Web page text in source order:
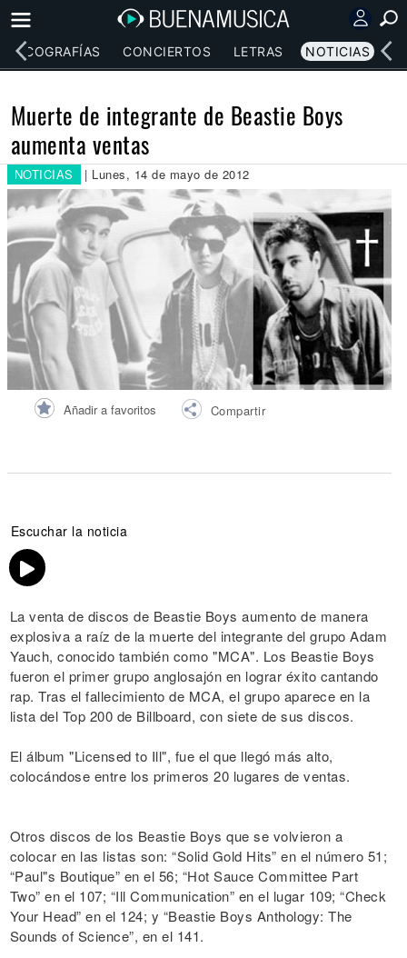
DISCOGRAFÍAS CONCIERTOS LETRAS NOTICIAS
Muerte de integrante de Beastie Boys
aumenta ventas
NOTICIAS | Lunes, 14 de mayo de 2012
Añadir a favoritos Compartir
Escuchar la noticia
La venta de discos de Beastie Boys aumento de manera
explosiva a raíz de la muerte del integrante del grupo Adam
Yauch, conocido también como "MCA". Los Beastie Boys
fueron el primer grupo anglosajón en lograr éxito cantando
rap. Tras el fallecimiento de MCA, el grupo aparece en la
lista del Top 200 de Billboard, con siete de sus discos.
El álbum "Licensed to Ill", fue el que llegó más alto,
colocándose entre los primeros 20 lugares de ventas.
Otros discos de los Beastie Boys que se volvieron a
colocar en las listas son: “Solid Gold Hits” en el número 51;
“Paul"s Boutique” en el 56; “Hot Sauce Committee Part
Two” en el 107; “Ill Communication” en el lugar 109; “Check
Your Head” en el 124; y “Beastie Boys Anthology: The
Sounds of Science”, en el 141.